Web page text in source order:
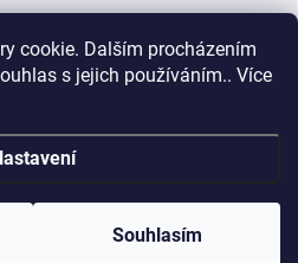
cookie. Dalším procházením
s jejich používáním.. Více
Souhlasím